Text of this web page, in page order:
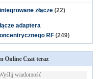
złącze (22)
adaptera
RF (249)
Online Czat teraz